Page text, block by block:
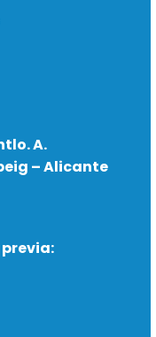
A.
– Alicante
previa: